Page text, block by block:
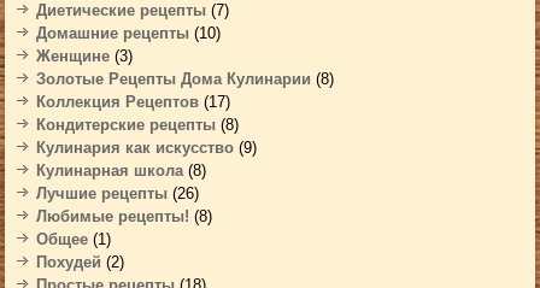
Диетические рецепты (7)
Домашние рецепты (10)
Женщине (3)
Золотые Рецепты Дома Кулинарии (8)
Коллекция Рецептов (17)
Кондитерские рецепты (8)
Кулинария как искусство (9)
Кулинарная школа(8)
Лучшие рецепты (26)
Любимые рецепты! (8)
Общее (1)
Похудей (2)